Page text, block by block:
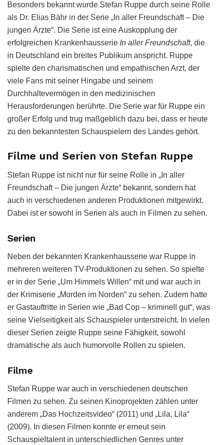
Besonders bekannt wurde Stefan Ruppe durch seine Rolle
als Dr. Elias Bähr in der Serie „In aller Freundschaft – Die
jungen Ärzte“. Die Serie ist eine Auskopplung der
erfolgreichen Krankenhausserie In aller Freundschaft, die
in Deutschland ein breites Publikum anspricht. Ruppe
spielte den charismatischen und empathischen Arzt, der
viele Fans mit seiner Hingabe und seinem
Durchhaltevermögen in den medizinischen
Herausforderungen berührte. Die Serie war für Ruppe ein
großer Erfolg und trug maßgeblich dazu bei, dass er heute
zu den bekanntesten Schauspielern des Landes gehört.
Filme und Serien von Stefan Ruppe
Stefan Ruppe ist nicht nur für seine Rolle in „In aller
Freundschaft – Die jungen Ärzte“ bekannt, sondern hat
auch in verschiedenen anderen Produktionen mitgewirkt.
Dabei ist er sowohl in Serien als auch in Filmen zu sehen.
Serien
Neben der bekannten Krankenhausserie war Ruppe in
mehreren weiteren TV-Produktionen zu sehen. So spielte
er in der Serie „Um Himmels Willen“ mit und war auch in
der Krimiserie „Morden im Norden“ zu sehen. Zudem hatte
er Gastauftritte in Serien wie „Bad Cop – kriminell gut“, was
seine Vielseitigkeit als Schauspieler unterstreicht. In vielen
dieser Serien zeigte Ruppe seine Fähigkeit, sowohl
dramatische als auch humorvolle Rollen zu spielen.
Filme
Stefan Ruppe war auch in verschiedenen deutschen
Filmen zu sehen. Zu seinen Kinoprojekten zählen unter
anderem „Das Hochzeitsvideo“ (2011) und „Lila, Lila“
(2009). In diesen Filmen konnte er erneut sein
Schauspieltalent in unterschiedlichen Genres unter